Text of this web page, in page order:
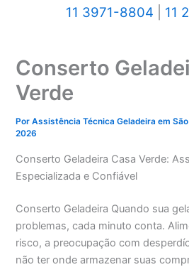
11 3971-8804
11
Conserto
Verde
PorAssistência Técnica Geladeira em
2026
Conserto Geladeira Casa Verde:
Especializada e Confiável
Conserto Geladeira Quando sua
problemas, cada minuto conta.
risco, a preocupação com
não ter onde armazenar suas